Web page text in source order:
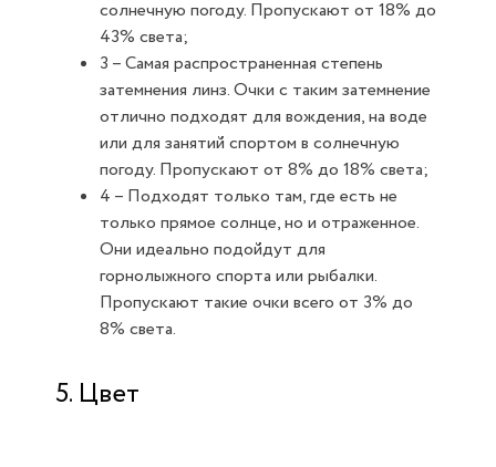
солнечную погоду. Пропускают от 18% до
43% света;
3 – Самая распространенная степень
затемнения линз. Очки с таким затемнение
отлично подходят для вождения, на воде
или для занятий спортом в солнечную
погоду. Пропускают от 8% до 18% света;
4 – Подходят только там, где есть не
только прямое солнце, но и отраженное.
Они идеально подойдут для
горнолыжного спорта или рыбалки.
Пропускают такие очки всего от 3% до
8% света.
5. Цвет